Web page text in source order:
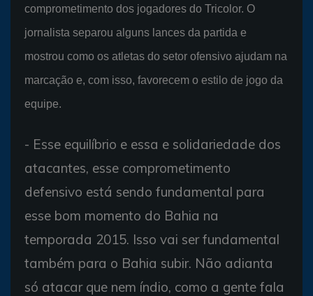
comprometimento dos jogadores do Tricolor. O
jornalista separou alguns lances da partida e
mostrou como os atletas do setor ofensivo ajudam na
marcação e, com isso, favorecem o estilo de jogo da
equipe.
- Esse equilíbrio e essa e solidariedade dos
atacantes, esse comprometimento
defensivo está sendo fundamental para
esse bom momento do Bahia na
temporada 2015. Isso vai ser fundamental
também para o Bahia subir. Não adianta
só atacar que nem índio, como a gente fala